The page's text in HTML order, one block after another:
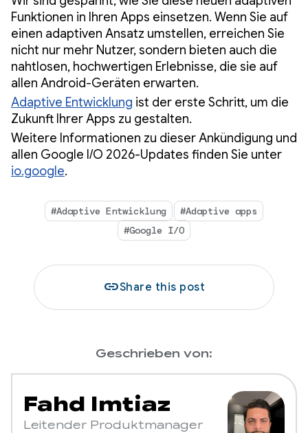
Funktionen in Ihren Apps einsetzen. Wenn Sie auf
einen adaptiven Ansatz umstellen, erreichen Sie
nicht nur mehr Nutzer, sondern bieten auch die
nahtlosen, hochwertigen Erlebnisse, die sie auf
allen Android-Geräten erwarten.
Adaptive Entwicklung ist der erste Schritt, um die
Zukunft Ihrer Apps zu gestalten.
Weitere Informationen zu dieser Ankündigung und
allen Google I/O 2026-Updates finden Sie unter
io.google.
#Adaptive Entwicklung
#Adaptive apps
#Google I/O
linkShare this post
Geschrieben von:
Fahd Imtiaz
Leitender Produktmanager